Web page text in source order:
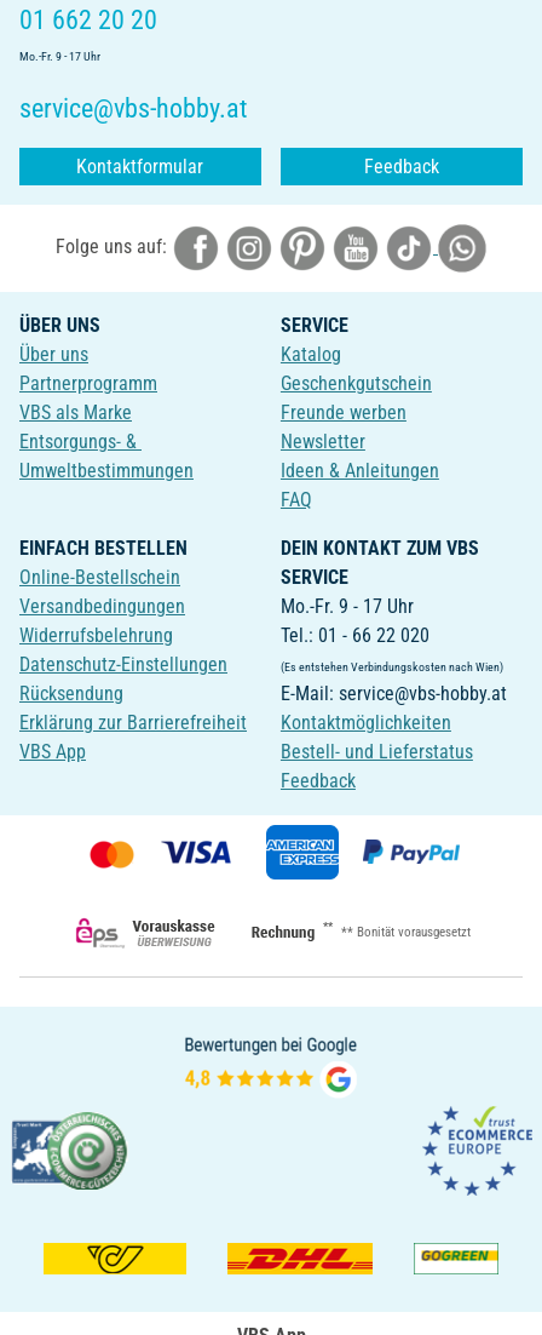
01 662 20 20
Mo.-Fr. 9 - 17 Uhr
service@vbs-hobby.at
Kontaktformular Feedback
Folge uns auf:
ÜBER UNS
Über uns
Partnerprogramm
VBS als Marke
Entsorgungs- &
Umweltbestimmungen
SERVICE
Katalog
Geschenkgutschein
Freunde werben
Newsletter
Ideen & Anleitungen
FAQ
EINFACH BESTELLEN
Online-Bestellschein
Versandbedingungen
Widerrufsbelehrung
Datenschutz-Einstellungen
Rücksendung
Erklärung zur Barrierefreiheit
VBS App
DEIN KONTAKT ZUM VBS
SERVICE
Mo.-Fr. 9 - 17 Uhr
Tel.: 01 - 66 22 020
(Es entstehen Verbindungskosten nach Wien)
E-Mail: service@vbs-hobby.at
Kontaktmöglichkeiten
Bestell- und Lieferstatus
Feedback
** ** Bonität vorausgesetzt